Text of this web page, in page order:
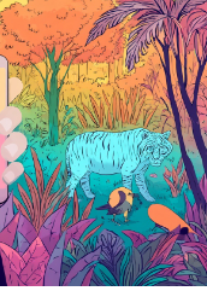
dedicar a crear mejor
de hecho, a hacer crecer tu
de podcasts te
tiempo, te ofrecen
se adaptan a tu flujo de